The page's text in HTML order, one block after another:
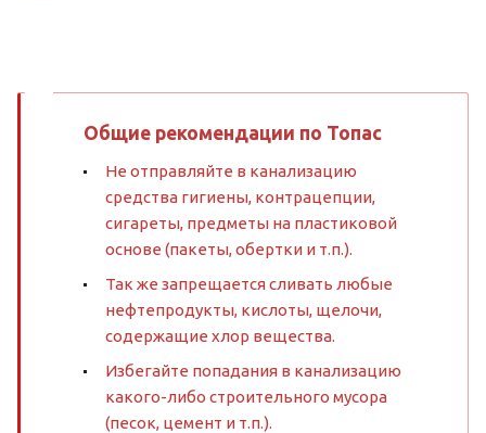
Общие рекомендации по Топас
Не отправляйте в канализацию
средства гигиены, контрацепции,
сигареты, предметы на пластиковой
основе (пакеты, обертки и т.п.).
Так же запрещается сливать любые
нефтепродукты, кислоты, щелочи,
содержащие хлор вещества.
Избегайте попадания в канализацию
какого-либо строительного мусора
(песок, цемент и т.п.).